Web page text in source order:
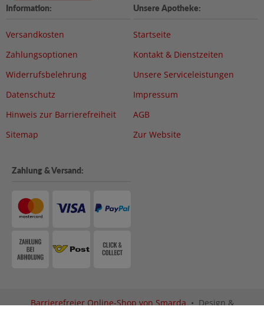
Information:
Versandkosten
Zahlungsoptionen
Widerrufsbelehrung
Datenschutz
Hinweis zur Barrierefreiheit
Sitemap
Unsere Apotheke:
Startseite
Kontakt & Dienstzeiten
Unsere Serviceleistungen
Impressum
AGB
Zur Website
Zahlung & Versand:
Barrierefreier Online-Shop von Smarda • Design &